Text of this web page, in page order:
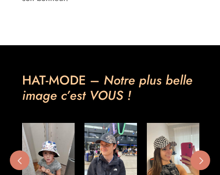
Chapeau, bonnet, casquette pour chaque tête! Hat-
HAT-MODE – Notre plus belle
image c’est VOUS !